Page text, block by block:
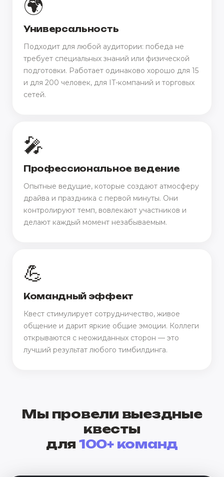
🌍
Универсальность
Подходит для любой аудитории: победа не
требует специальных знаний или физической
подготовки. Работает одинаково хорошо для 15
и для 200 человек, для IT-компаний и торговых
сетей.
🎤
Профессиональное ведение
Опытные ведущие, которые создают атмосферу
драйва и праздника с первой минуты. Они
контролируют темп, вовлекают участников и
делают каждый момент незабываемым.
💪
Командный эффект
Квест стимулирует сотрудничество, живое
общение и дарит яркие общие эмоции. Коллеги
открываются с неожиданных сторон — это
лучший результат любого тимбилдинга.
Мы провели выездные
квесты
для 100+ команд